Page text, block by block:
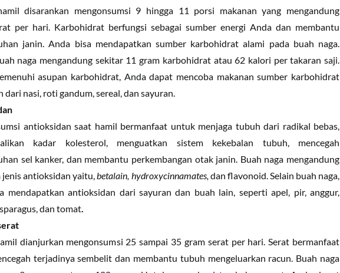
disarankan mengonsumsi 9 hingga 11 porsi makanan yang mengandung
per hari. Karbohidrat berfungsi sebagai sumber energi Anda dan membantu
janin. Anda bisa mendapatkan sumber karbohidrat alami pada buah naga.
naga mengandung sekitar 11 gram karbohidrat atau 62 kalori per takaran saji.
asupan karbohidrat, Anda dapat mencoba makanan sumber karbohidrat
dari nasi, roti gandum, sereal, dan sayuran.
antioksidan saat hamil bermanfaat untuk menjaga tubuh dari radikal bebas,
kadar kolesterol, menguatkan sistem kekebalan tubuh, mencegah
sel kanker, dan membantu perkembangan otak janin. Buah naga mengandung
jenis antioksidan yaitu, betalain, hydroxycinnamates, dan flavonoid. Selain buah naga,
mendapatkan antioksidan dari sayuran dan buah lain, seperti apel, pir, anggur,
dan tomat
dianjurkan mengonsumsi 25 sampai 35 gram serat per hari. Serat bermanfaat
terjadinya sembelit dan membantu tubuh mengeluarkan racun. Buah naga